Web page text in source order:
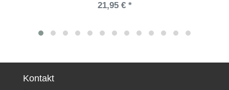
21,95 € *
Kontakt